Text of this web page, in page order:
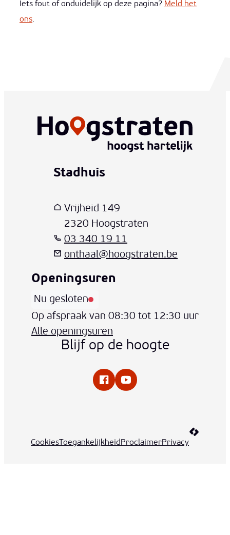
Iets fout of onduidelijk op deze pagina? Meld het
ons.
www-contact-text-name
Stadhuis
Adres
Vrijheid 149
,2320 Hoogstraten
03 340 19 11
E-mail
onthaal@hoogstraten.be
Openingsuren
Vandaag
Nu gesloten
Op afspraak van 08:30 tot 12:30 uur
Alle openingsuren
Blijf op de hoogte
FacebookYouTube
Cookies ToegankelijkheidProclaimerPrivacy
LCP nv